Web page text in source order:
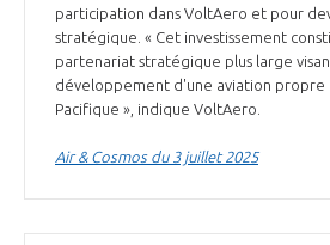
participation dans VoltAero et pour
stratégique. « Cet investissement
partenariat stratégique plus large
développement d'une aviation propre
Pacifique », indique VoltAero.
Air & Cosmos du 3 juillet 2025